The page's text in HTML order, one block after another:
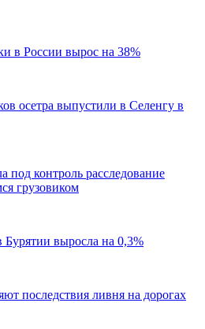
в России вырос на 38%
осетра выпустили в Селенгу в
под контроль расследование
грузовиком
выросла на 0,3%
последствия ливня на дорогах